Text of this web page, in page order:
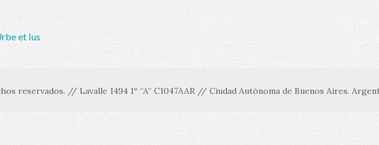
et Ius
// Lavalle 1494 1º “A” C1047AAR // Ciudad Autónoma de Buenos Aires.